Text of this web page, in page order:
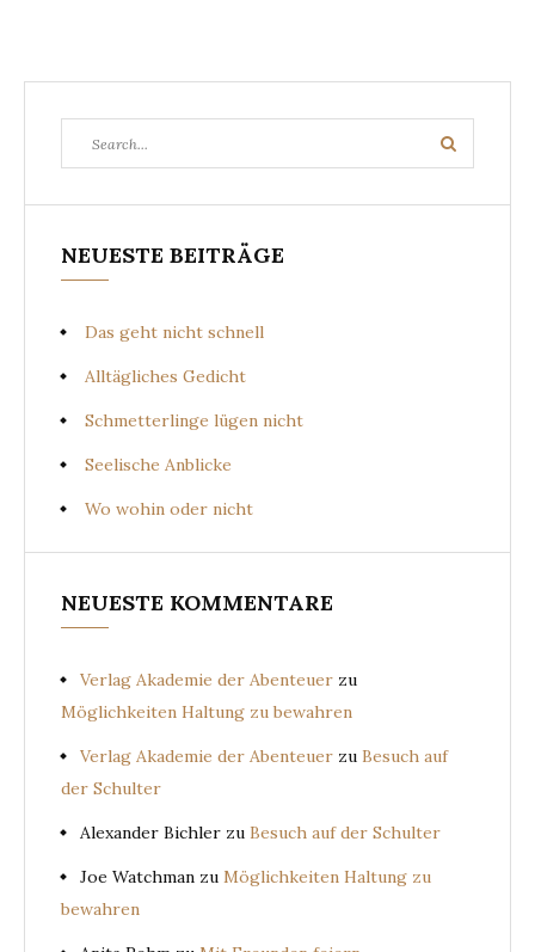
for:
Search
NEUESTE BEITRÄGE
Das geht nicht schnell
Alltägliches Gedicht
Schmetterlinge lügen nicht
Seelische Anblicke
Wo wohin oder nicht
NEUESTE KOMMENTARE
Verlag Akademie der Abenteuer zu
Möglichkeiten Haltung zu bewahren
Verlag Akademie der Abenteuer zu Besuch auf
der Schulter
Alexander Bichler zu Besuch auf der Schulter
Joe Watchman zu Möglichkeiten Haltung zu
bewahren